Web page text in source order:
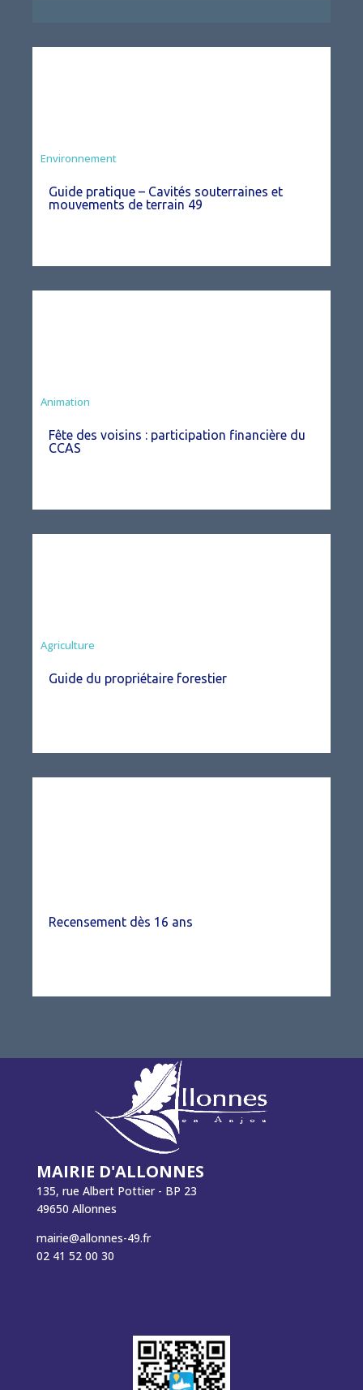
Environnement
Guide pratique – Cavités souterraines et
mouvements de terrain 49
Animation
Fête des voisins : participation financière du
CCAS
Agriculture
Guide du propriétaire forestier
Recensement dès 16 ans
MAIRIE D'ALLONNES
135, rue Albert Pottier - BP 23
49650 Allonnes
mairie@allonnes-49.fr
02 41 52 00 30